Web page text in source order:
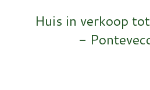
Huis in verkoop
-